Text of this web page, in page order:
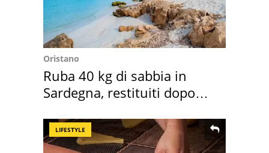
Oristano
Ruba 40 kg di sabbia in
Sardegna, restituiti dopo
LIFESTYLE